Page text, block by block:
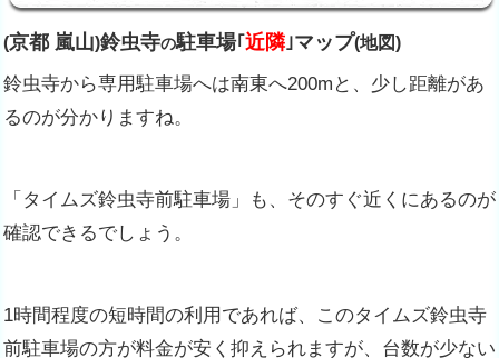
(京都 嵐山)鈴虫寺の駐車場｢ 近隣 ｣マップ(地図)
鈴虫寺から専用駐車場へは南東へ200mと、少し距離があ
るのが分かりますね。
「タイムズ鈴虫寺前駐車場」も、そのすぐ近くにあるのが
確認できるでしょう。
1時間程度の短時間の利用であれば、このタイムズ鈴虫寺
前駐車場の方が料金が安く抑えられますが、台数が少ない